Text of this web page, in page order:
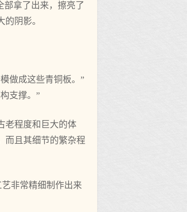
部拿了出来，擦亮了
阴影。
做成这些青铜板。”
支撑。”
老程度和巨大的体
而且其细节的繁杂程
非常精细制作出来